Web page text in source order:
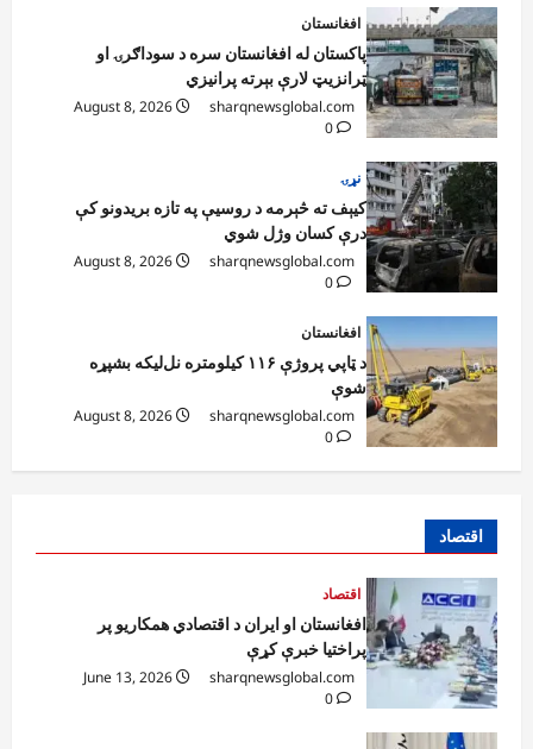
افغانستان
پاکستان له افغانستان سره د سوداګرۍ او
ټرانزیټ لارې بېرته پرانیزي
sharqnewsglobal.com
0
نړۍ
کیېف ته څېرمه د روسیې په تازه بریدونو کې
درې کسان وژل شوي
sharqnewsglobal.com
0
افغانستان
د ټاپي پروژې ۱۱۶ کیلومتره نل‌لیکه بشپړه
شوې
sharqnewsglobal.com
0
اقتصاد
اقتصاد
افغانستان او ایران د اقتصادي همکاریو پر
پراختیا خبرې کړې
sharqnewsglobal.com
0